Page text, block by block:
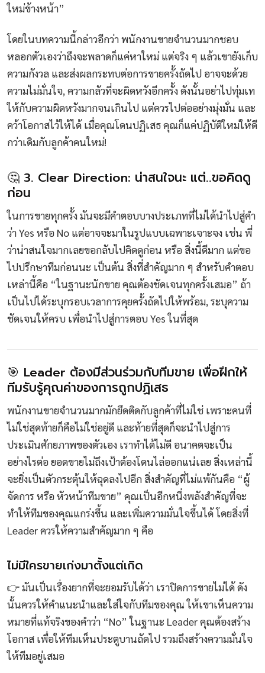
ใหม่ข้างหน้า”
โดยในบทความนี้กล่าวอีกว่า พนักงานขายจำนวนมากชอบ
หลอกตัวเองว่าถึงจะพลาดก็แค่หาใหม่ แต่จริง ๆ แล้วเขายังเก็บ
ความกังวล และส่งผลกระทบต่อการขายครั้งถัดไป อาจจะด้วย
ความไม่มั่นใจ, ความกลัวที่จะผิดหวังอีกครั้ง ดังนั้นอย่าไปทุ่มเท
ให้กับความผิดหวังมากจนเกินไป แต่ควรไปต่ออย่างมุ่งมั่น และ
คว้าโอกาสไว้ให้ได้ เมื่อคุณโดนปฏิเสธ คุณก็แค่ปฏิบัติใหม่ให้ดี
กว่าเดิมกับลูกค้าคนใหม่!
🤔 3. Clear Direction: น่าสนใจนะ แต่..ขอคิดดู
ก่อน
ในการขายทุกครั้ง มันจะมีคำตอบบางประเภทที่ไม่ได้นำไปสู่คำ
ว่า Yes หรือ No แต่อาจจะมาในรูปแบบเฉพาะเจาะจง เช่น พี่
ว่าน่าสนใจมากเลยขอกลับไปคิดดูก่อน หรือ สิ่งนี้ดีมาก แต่ขอ
ไปปรึกษาทีมก่อนนะ เป็นต้น สิ่งที่สำคัญมาก ๆ สำหรับคำตอบ
เหล่านี้คือ “ในฐานะนักขาย คุณต้องชัดเจนทุกครั้งเสมอ” ถ้า
เป็นไปได้ระบุกรอบเวลาการคุยครั้งถัดไปให้พร้อม, ระบุความ
ชัดเจนให้ครบ เพื่อนำไปสู่การตอบ Yes ในที่สุด
🎯 Leader ต้องมีส่วนร่วมกับทีมขาย เพื่อฝึกให้
ทีมรับรู้คุณค่าของการถูกปฏิเสธ
พนักงานขายจำนวนมากมักยึดติดกับลูกค้าที่ไม่ใช่ เพราะคนที่
ไม่ใช่สุดท้ายก็คือไม่ใช่อยู่ดี และท้ายที่สุดก็จะนำไปสู่การ
ประเมินศักยภาพของตัวเอง เราทำได้ไม่ดี อนาคตจะเป็น
อย่างไรต่อ ยอดขายไม่ถึงเป้าต้องโดนไล่ออกแน่เลย สิ่งเหล่านี้
จะยิ่งเป็นตัวกระตุ้นให้ฉุดลงไปอีก สิ่งสำคัญที่ไม่แพ้กันคือ “ผู้
จัดการ หรือ หัวหน้าทีมขาย” คุณเป็นอีกหนึ่งพลังสำคัญที่จะ
ทำให้ทีมของคุณแกร่งขึ้น และเพิ่มความมั่นใจขึ้นได้ โดยสิ่งที่
Leader ควรให้ความสำคัญมาก ๆ คือ
ไม่มีใครขายเก่งมาตั้งแต่เกิด
👉 มันเป็นเรื่องยากที่จะยอมรับได้ว่า เราปิดการขายไม่ได้ ดัง
นั้นควรให้คำแนะนำและใส่ใจกับทีมของคุณ ให้เขาเห็นความ
หมายที่แท้จริงของคำว่า “No” ในฐานะ Leader คุณต้องสร้าง
โอกาส เพื่อให้ทีมเห็นประตูบานถัดไป รวมถึงสร้างความมั่นใจ
ให้ทีมอยู่เสมอ